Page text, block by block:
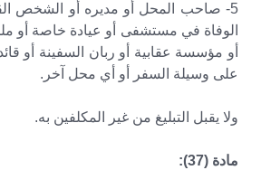
5- صاحب المحل أو مديره أو الشخص
الوفاة في مستشفى أو عيادة خاصة أو
أو مؤسسة عقابية أو ربان السفينة أو
على وسيلة السفر أو أي محل آخر.
ولا يقبل التبليغ من غير المكلفين به.
مادة (37):